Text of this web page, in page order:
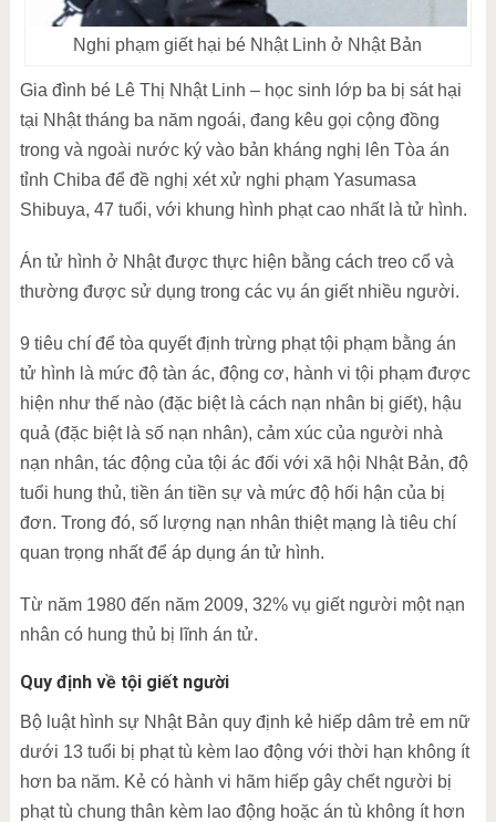
Nghi phạm giết hại bé Nhật Linh ở Nhật Bản
Gia đình bé Lê Thị Nhật Linh – học sinh lớp ba bị sát hại
tại Nhật tháng ba năm ngoái, đang kêu gọi cộng đồng
trong và ngoài nước ký vào bản kháng nghị lên Tòa án
tỉnh Chiba để đề nghị xét xử nghi phạm Yasumasa
Shibuya, 47 tuổi, với khung hình phạt cao nhất là tử hình.
Án tử hình ở Nhật được thực hiện bằng cách treo cổ và
thường được sử dụng trong các vụ án giết nhiều người.
9 tiêu chí để tòa quyết định trừng phạt tội phạm bằng án
tử hình là mức độ tàn ác, động cơ, hành vi tội phạm được
hiện như thế nào (đặc biệt là cách nạn nhân bị giết), hậu
quả (đặc biệt là số nạn nhân), cảm xúc của người nhà
nạn nhân, tác động của tội ác đối với xã hội Nhật Bản, độ
tuổi hung thủ, tiền án tiền sự và mức độ hối hận của bị
đơn. Trong đó, số lượng nạn nhân thiệt mạng là tiêu chí
quan trọng nhất để áp dụng án tử hình.
Từ năm 1980 đến năm 2009, 32% vụ giết người một nạn
nhân có hung thủ bị lĩnh án tử.
Quy định về tội giết người
Bộ luật hình sự Nhật Bản quy định kẻ hiếp dâm trẻ em nữ
dưới 13 tuổi bị phạt tù kèm lao động với thời hạn không ít
hơn ba năm. Kẻ có hành vi hãm hiếp gây chết người bị
phạt tù chung thân kèm lao động hoặc án tù không ít hơn